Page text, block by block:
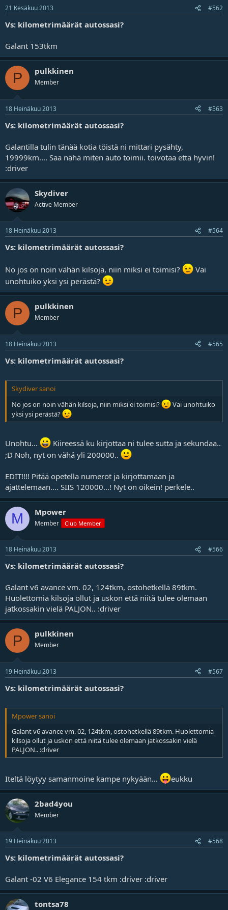
21 Kesäkuu 2013 #562
Vs: kilometrimäärät autossasi?
Galant 153tkm
P pulkkinen
Member
18 Heinäkuu 2013 #563
Vs: kilometrimäärät autossasi?
Galantilla tulin tänää kotia töistä ni mittari pysähty,
19999km.... Saa nähä miten auto toimii. toivotaa että hyvin!
:driver
Skydiver
Active Member
18 Heinäkuu 2013 #564
Vs: kilometrimäärät autossasi?
No jos on noin vähän kilsoja, niin miksi ei toimisi?
Vai
unohtuiko yksi ysi perästä?
P pulkkinen
Member
18 Heinäkuu 2013 #565
Vs: kilometrimäärät autossasi?
Skydiver sanoi
No jos on noin vähän kilsoja, niin miksi ei toimisi?
Vai unohtuiko
yksi ysi perästä?
Unohtu...
Kiireessä ku kirjottaa ni tulee sutta ja sekundaa..
;D Noh, nyt on vähä yli 200000..
EDIT!!!! Pitää opetella numerot ja kirjottamaan ja
ajattelemaan.... SIIS 120000...! Nyt on oikein! perkele..
M Mpower
Member Club Member
18 Heinäkuu 2013 #566
Vs: kilometrimäärät autossasi?
Galant v6 avance vm. 02, 124tkm, ostohetkellä 89tkm.
Huolettomia kilsoja ollut ja uskon että niitä tulee olemaan
jatkossakin vielä PALJON.. :driver
P pulkkinen
Member
19 Heinäkuu 2013 #567
Vs: kilometrimäärät autossasi?
Mpower sanoi
Galant v6 avance vm. 02, 124tkm, ostohetkellä 89tkm. Huolettomia
kilsoja ollut ja uskon että niitä tulee olemaan jatkossakin vielä
PALJON.. :driver
Iteltä löytyy samanmoine kampe nykyään... eukku
2bad4you
Member
19 Heinäkuu 2013 #568
Vs: kilometrimäärät autossasi?
Galant -02 V6 Elegance 154 tkm :driver :driver
tontsa78